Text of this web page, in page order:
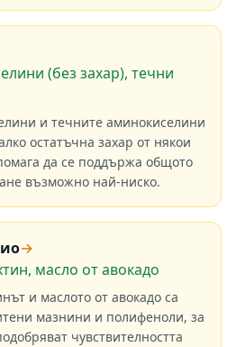
(без захар), течни
и течните аминокиселини
остатъчна захар от някои
да се поддържа общото
възможно най-ниско.
→
масло от авокадо
и маслото от авокадо са
мазнини и полифеноли, за
чувствителността